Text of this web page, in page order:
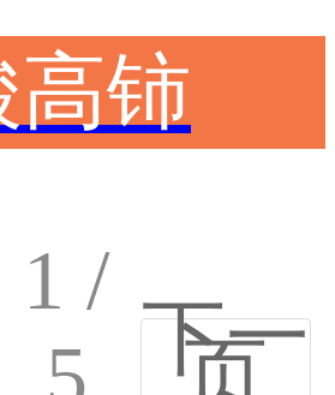
高铈
1 /
5
下一
页